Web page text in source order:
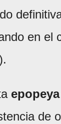
en el
de